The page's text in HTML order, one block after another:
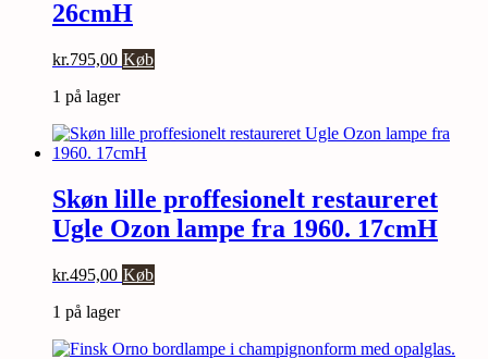
26cmH
kr.795,00 Køb
1 på lager
Skøn lille proffesionelt restaureret
Ugle Ozon lampe fra 1960. 17cmH
kr.495,00 Køb
1 på lager